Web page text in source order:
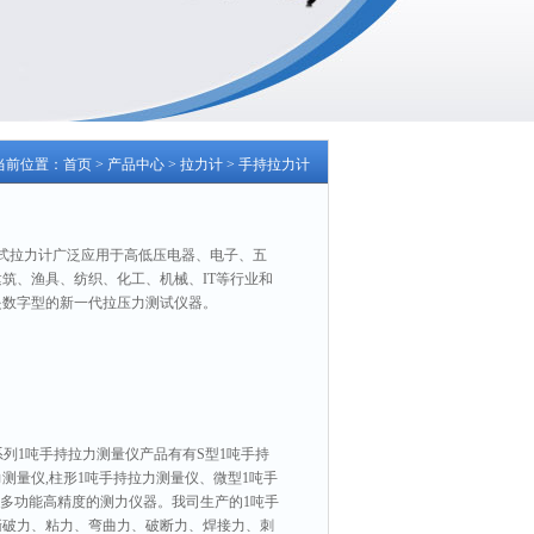
前位置： 首页 > 产品中心 > 拉力计 > 手持拉力计
拉力计广泛应用于高低压电器、电子、五
、渔具、纺织、化工、机械、IT等行业和
字型的新一代拉压力测试仪器。
1吨手持拉力测量仪产品有有S型1吨手持
量仪,柱形1吨手持拉力测量仪、微型1吨手
功能高精度的测力仪器。我司生产的1吨手
力、粘力、弯曲力、破断力、焊接力、刺